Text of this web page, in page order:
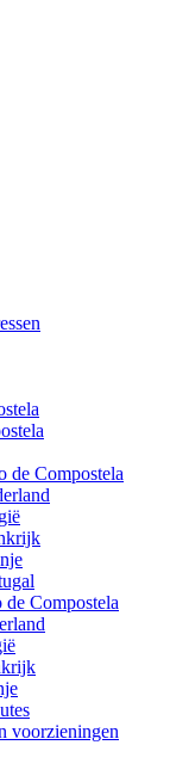
de Compostela
de Compostela
voorzieningen